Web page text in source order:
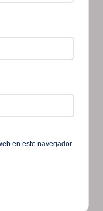
en este navegador